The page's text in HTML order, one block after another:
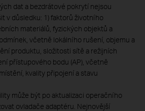
dat a bezdrátové pokrytí nejsou
v důsledku: 1) faktorů životního
materiálů, fyzických objektů a
včetně lokálního rušení, objemu a
produktu, složitosti sítě a režijních
přístupového bodu (AP), včetně
kvality připojení a stavu
může být po aktualizaci operačního
ovladače adaptéru. Nejnovější